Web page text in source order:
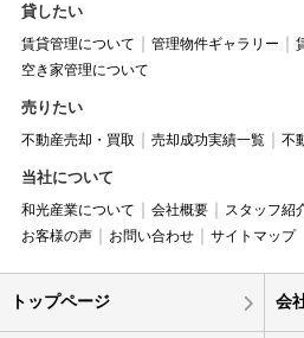
貸したい
賃貸管理について 管理物件ギャラリー
空き家管理について
売りたい
不動産売却・買取 売却成功実績一覧 不
当社について
和光産業について 会社概要 スタッフ紹
お客様の声
お問い合わせ サイトマップ
トップページ 会